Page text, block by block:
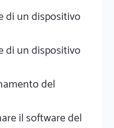
di un dispositivo
di un dispositivo
del
il software del